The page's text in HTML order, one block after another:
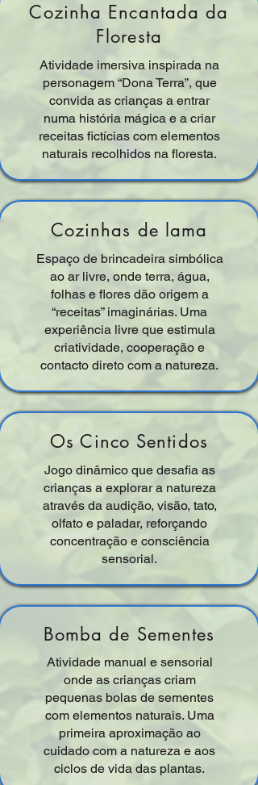
Cozinha Encantada da
Floresta
Atividade imersiva inspirada na
personagem “Dona Terra”, que
convida as crianças a entrar
numa história mágica e a criar
receitas fictícias com elementos
naturais recolhidos na floresta.
Cozinhas de lama
Espaço de brincadeira simbólica
ao ar livre, onde terra, água,
folhas e flores dão origem a
“receitas” imaginárias. Uma
experiência livre que estimula
criatividade, cooperação e
contacto direto com a natureza.
Os Cinco Sentidos
Jogo dinâmico que desafia as
crianças a explorar a natureza
através da audição, visão, tato,
olfato e paladar, reforçando
concentração e consciência
sensorial.
Bomba de Sementes
Atividade manual e sensorial
onde as crianças criam
pequenas bolas de sementes
com elementos naturais. Uma
primeira aproximação ao
cuidado com a natureza e aos
ciclos de vida das plantas.